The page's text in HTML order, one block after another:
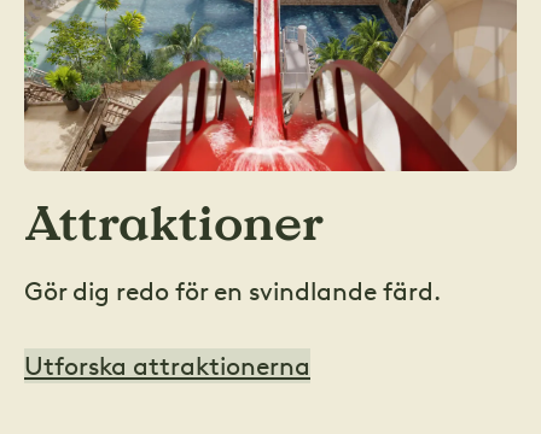
Attraktioner
Gör dig redo för en svindlande färd.
Utforska attraktionerna